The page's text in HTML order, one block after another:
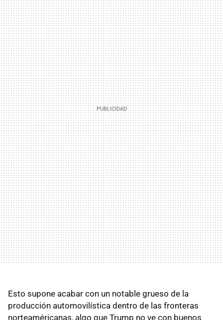
Esto supone acabar con un notable grueso de la
producción automovilística dentro de las fronteras
norteaméricanas, algo que Trump no ve con buenos